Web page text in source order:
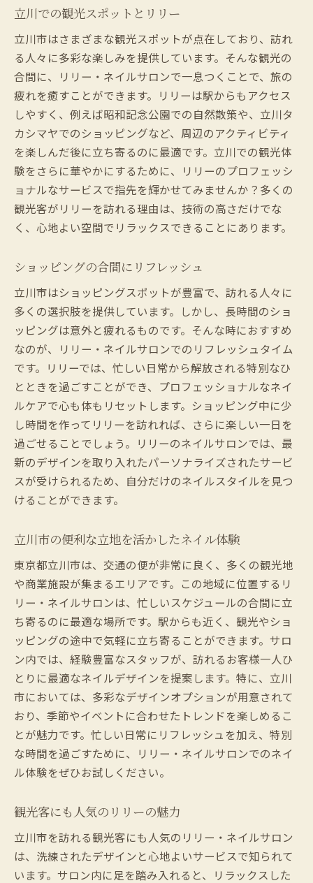
立川での観光スポットとリリー
立川市はさまざまな観光スポットが点在しており、訪れ
る人々に多彩な楽しみを提供しています。そんな観光の
合間に、リリー・ネイルサロンで一息つくことで、旅の
疲れを癒すことができます。リリーは駅からもアクセス
しやすく、例えば昭和記念公園での自然散策や、立川タ
カシマヤでのショッピングなど、周辺のアクティビティ
を楽しんだ後に立ち寄るのに最適です。立川での観光体
験をさらに華やかにするために、リリーのプロフェッシ
ョナルなサービスで指先を輝かせてみませんか？多くの
観光客がリリーを訪れる理由は、技術の高さだけでな
く、心地よい空間でリラックスできることにあります。
ショッピングの合間にリフレッシュ
立川市はショッピングスポットが豊富で、訪れる人々に
多くの選択肢を提供しています。しかし、長時間のショ
ッピングは意外と疲れるものです。そんな時におすすめ
なのが、リリー・ネイルサロンでのリフレッシュタイム
です。リリーでは、忙しい日常から解放される特別なひ
とときを過ごすことができ、プロフェッショナルなネイ
ルケアで心も体もリセットします。ショッピング中に少
し時間を作ってリリーを訪れれば、さらに楽しい一日を
過ごせることでしょう。リリーのネイルサロンでは、最
新のデザインを取り入れたパーソナライズされたサービ
スが受けられるため、自分だけのネイルスタイルを見つ
けることができます。
立川市の便利な立地を活かしたネイル体験
東京都立川市は、交通の便が非常に良く、多くの観光地
や商業施設が集まるエリアです。この地域に位置するリ
リー・ネイルサロンは、忙しいスケジュールの合間に立
ち寄るのに最適な場所です。駅からも近く、観光やショ
ッピングの途中で気軽に立ち寄ることができます。サロ
ン内では、経験豊富なスタッフが、訪れるお客様一人ひ
とりに最適なネイルデザインを提案します。特に、立川
市においては、多彩なデザインオプションが用意されて
おり、季節やイベントに合わせたトレンドを楽しめるこ
とが魅力です。忙しい日常にリフレッシュを加え、特別
な時間を過ごすために、リリー・ネイルサロンでのネイ
ル体験をぜひお試しください。
観光客にも人気のリリーの魅力
立川市を訪れる観光客にも人気のリリー・ネイルサロン
は、洗練されたデザインと心地よいサービスで知られて
います。サロン内に足を踏み入れると、リラックスした